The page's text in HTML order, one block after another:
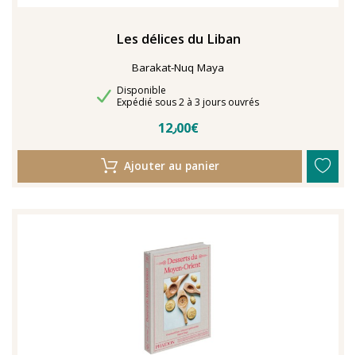
Les délices du Liban
Barakat-Nuq Maya
Disponibilité
Disponible
Délais de livraison
Expédié sous 2 à 3 jours ouvrés
12٫00€
Ajouter au panier